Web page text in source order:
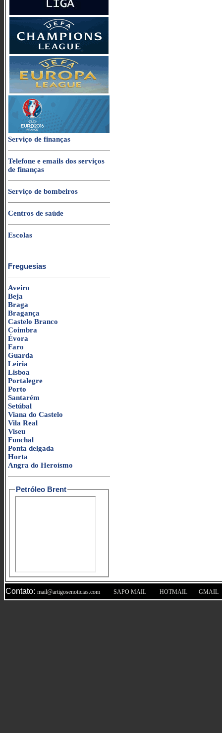
Serviço de finanças
Telefone e emails dos serviços
de finanças
Serviço de bombeiros
Centros de saúde
Escolas
Freguesias
Aveiro
Beja
Braga
Bragança
Castelo Branco
Coimbra
Évora
Faro
Guarda
Leiria
Lisboa
Portalegre
Porto
Santarém
Setúbal
Viana do Castelo
Vila Real
Viseu
Funchal
Ponta delgada
Horta
Angra do Heroísmo
Petróleo Brent
Contato: mail@artigosenoticias.com SAPO MAIL HOTMAIL GMAIL